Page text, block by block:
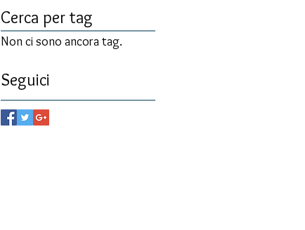
Cerca per tag
Non ci sono ancora tag.
Seguici